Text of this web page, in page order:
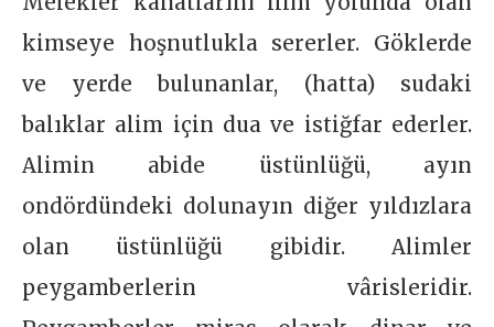
kimseye hoşnutlukla sererler. Göklerde
ve yerde bulunanlar, (hatta) sudaki
balıklar alim için dua ve istiğfar ederler.
Alimin abide üstünlüğü, ayın
ondördündeki dolunayın diğer yıldızlara
olan üstünlüğü gibidir. Alimler
peygamberlerin vârisleridir.